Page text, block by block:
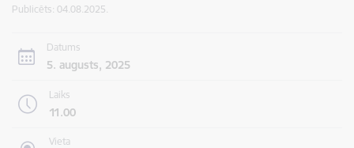
Publicēts: 04.08.2025.
Datums
5. augusts, 2025
Laiks
11.00
Vieta